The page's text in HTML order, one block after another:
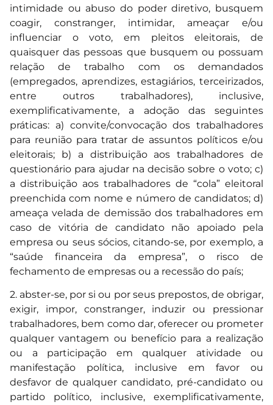
intimidade ou abuso do poder diretivo, busquem
coagir, constranger, intimidar, ameaçar e/ou
influenciar o voto, em pleitos eleitorais, de
quaisquer das pessoas que busquem ou possuam
relação de trabalho com os demandados
(empregados, aprendizes, estagiários, terceirizados,
entre outros trabalhadores), inclusive,
exemplificativamente, a adoção das seguintes
práticas: a) convite/convocação dos trabalhadores
para reunião para tratar de assuntos políticos e/ou
eleitorais; b) a distribuição aos trabalhadores de
questionário para ajudar na decisão sobre o voto; c)
a distribuição aos trabalhadores de “cola” eleitoral
preenchida com nome e número de candidatos; d)
ameaça velada de demissão dos trabalhadores em
caso de vitória de candidato não apoiado pela
empresa ou seus sócios, citando-se, por exemplo, a
“saúde financeira da empresa”, o risco de
fechamento de empresas ou a recessão do país;
2. abster-se, por si ou por seus prepostos, de obrigar,
exigir, impor, constranger, induzir ou pressionar
trabalhadores, bem como dar, oferecer ou prometer
qualquer vantagem ou benefício para a realização
ou a participação em qualquer atividade ou
manifestação política, inclusive em favor ou
desfavor de qualquer candidato, pré-candidato ou
partido político, inclusive, exemplificativamente,